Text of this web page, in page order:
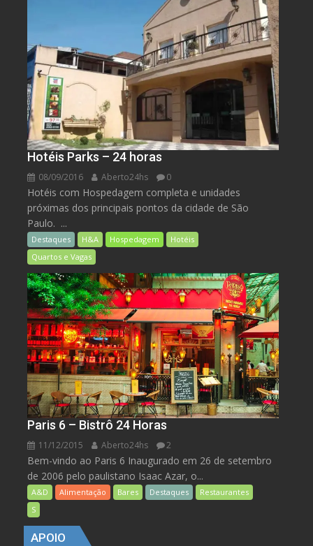
Hotéis Parks – 24 horas
08/09/2016 Aberto24hs 0
Hotéis com Hospedagem completa e unidades
próximas dos principais pontos da cidade de São
Paulo. ...
Destaques H&A Hospedagem
Hotéis
Quartos e Vagas
Paris 6 – Bistrô 24 Horas
11/12/2015 Aberto24hs 2
Bem-vindo ao Paris 6 Inaugurado em 26 de setembro
de 2006 pelo paulistano Isaac Azar, o...
A&D Alimentação Bares Destaques
Restaurantes
S
APOIO